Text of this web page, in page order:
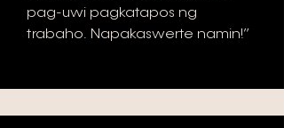
pag-uwi pagkatapos ng
trabaho. Napakaswerte namin!”